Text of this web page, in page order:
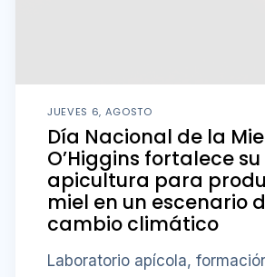
JUEVES 6, AGOSTO
Día Nacional de la
O’Higgins fortalece su
apicultura para
miel en un escenario
cambio climático
Laboratorio apícola,